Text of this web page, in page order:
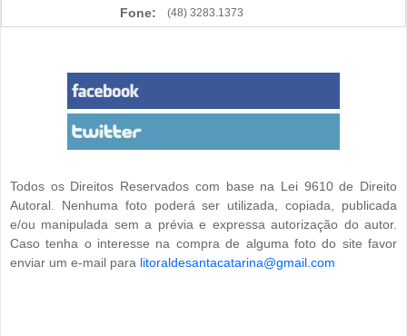
Fone: (48) 3283.1373
Todos os Direitos Reservados com base na Lei 9610 de Direito
Autoral. Nenhuma foto poderá ser utilizada, copiada, publicada
e/ou manipulada sem a prévia e expressa autorização do autor.
Caso tenha o interesse na compra de alguma foto do site favor
enviar um e-mail para litoraldesantacatarina@gmail.com